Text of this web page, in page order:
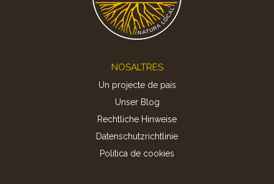
NOSALTRES
Un projecte de país
Unser Blog
Rechtliche Hinweise
Datenschutzrichtlinie
Politica de cookies